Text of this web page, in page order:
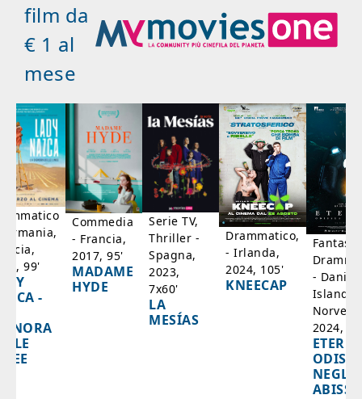
film da
€ 1 al
mese
99'
-
Commedia
- Francia,
2017, 95'
MADAME
HYDE
Serie TV,
Thriller -
Spagna,
2023,
7x60'
LA
MESÍAS
Drammatico,
- Irlanda,
2024, 105'
KNEECAP
-
Islanda,
2024,
NEGLI
ABISSI